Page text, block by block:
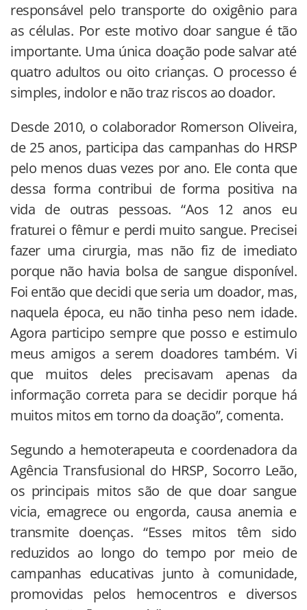
responsável pelo transporte do oxigênio para
as células. Por este motivo doar sangue é tão
importante. Uma única doação pode salvar até
quatro adultos ou oito crianças. O processo é
simples, indolor e não traz riscos ao doador.
Desde 2010, o colaborador Romerson Oliveira,
de 25 anos, participa das campanhas do HRSP
pelo menos duas vezes por ano. Ele conta que
dessa forma contribui de forma positiva na
vida de outras pessoas. “Aos 12 anos eu
fraturei o fêmur e perdi muito sangue. Precisei
fazer uma cirurgia, mas não fiz de imediato
porque não havia bolsa de sangue disponível.
Foi então que decidi que seria um doador, mas,
naquela época, eu não tinha peso nem idade.
Agora participo sempre que posso e estimulo
meus amigos a serem doadores também. Vi
que muitos deles precisavam apenas da
informação correta para se decidir porque há
muitos mitos em torno da doação”, comenta.
Segundo a hemoterapeuta e coordenadora da
Agência Transfusional do HRSP, Socorro Leão,
os principais mitos são de que doar sangue
vicia, emagrece ou engorda, causa anemia e
transmite doenças. “Esses mitos têm sido
reduzidos ao longo do tempo por meio de
campanhas educativas junto à comunidade,
promovidas pelos hemocentros e diversos